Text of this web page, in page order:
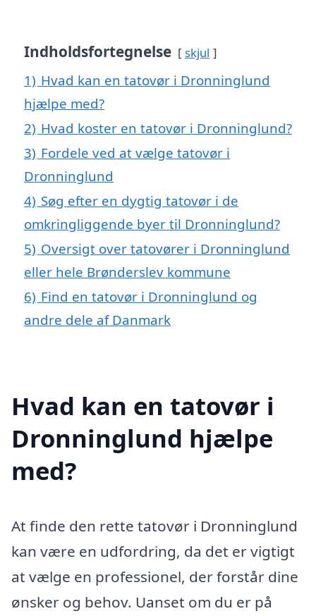
Indholdsfortegnelse skjul
1) Hvad kan en tatovør i Dronninglund
hjælpe med?
2) Hvad koster en tatovør i Dronninglund?
3) Fordele ved at vælge tatovør i
Dronninglund
4) Søg efter en dygtig tatovør i de
omkringliggende byer til Dronninglund?
5) Oversigt over tatovører i Dronninglund
eller hele Brønderslev kommune
6) Find en tatovør i Dronninglund og
andre dele af Danmark
Hvad kan en tatovør i
Dronninglund hjælpe
med?
At finde den rette tatovør i Dronninglund
kan være en udfordring, da det er vigtigt
at vælge en professionel, der forstår dine
ønsker og behov. Uanset om du er på